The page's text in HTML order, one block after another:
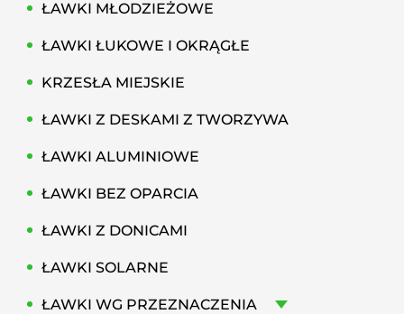
ŁAWKI MŁODZIEŻOWE
ŁAWKI ŁUKOWE I OKRĄGŁE
KRZESŁA MIEJSKIE
ŁAWKI Z DESKAMI Z TWORZYWA
ŁAWKI ALUMINIOWE
ŁAWKI BEZ OPARCIA
ŁAWKI Z DONICAMI
ŁAWKI SOLARNE
ŁAWKI WG PRZEZNACZENIA